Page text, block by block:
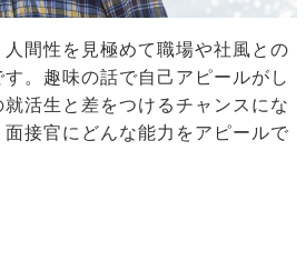
間性を見極めて職場や社風との
。趣味の話で自己アピールがし
活生と差をつけるチャンスにな
接官にどんな能力をアピールで